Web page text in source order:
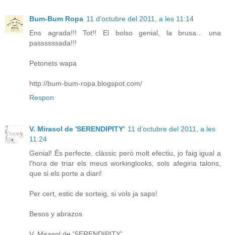
Bum-Bum Ropa 11 d’octubre del 2011, a les 11:14
Ens agrada!!! Tot!! El bolso genial, la brusa... una
passssssada!!!
Petonets wapa
http://bum-bum-ropa.blogspot.com/
Respon
V. Mirasol de 'SERENDIPITY' 11 d’octubre del 2011, a les
11:24
Genial! És perfecte, clàssic però molt efectiu, jo faig igual a
l'hora de triar els meus workinglooks, sols afegiria talons,
que si els porte a diari!
Per cert, estic de sorteig, si vols ja saps!
Besos y abrazos